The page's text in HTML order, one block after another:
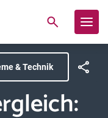
& Technik